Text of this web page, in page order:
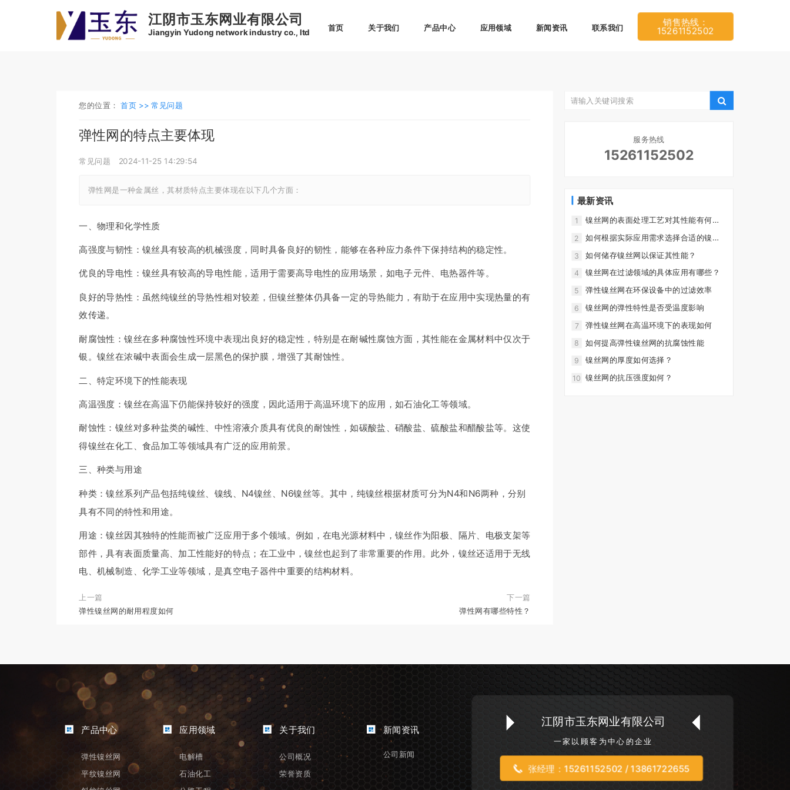
首页 关于我们 产品中心 应用领域 新闻资讯 联系我们
江阴市玉东网业有限公司
Jiangyin Yudong network industry co., ltd
销售热线：
15261152502
您的位置：首页 >>常见问题
弹性网的特点主要体现
常见问题 2024-11-25 14:29:54
弹性网是一种金属丝，其材质特点主要体现在以下几个方面：
一、物理和化学性质
高强度与韧性：镍丝具有较高的机械强度，同时具备良好的韧性，能够在各种应力条件下保持结构的稳定性。
优良的导电性：镍丝具有较高的导电性能，适用于需要高导电性的应用场景，如电子元件、电热器件等。
良好的导热性：虽然纯镍丝的导热性相对较差，但镍丝整体仍具备一定的导热能力，有助于在应用中实现热量的有
效传递。
耐腐蚀性：镍丝在多种腐蚀性环境中表现出良好的稳定性，特别是在耐碱性腐蚀方面，其性能在金属材料中仅次于
银。镍丝在浓碱中表面会生成一层黑色的保护膜，增强了其耐蚀性。
二、特定环境下的性能表现
高温强度：镍丝在高温下仍能保持较好的强度，因此适用于高温环境下的应用，如石油化工等领域。
耐蚀性：镍丝对多种盐类的碱性、中性溶液介质具有优良的耐蚀性，如碳酸盐、硝酸盐、硫酸盐和醋酸盐等。这使
得镍丝在化工、食品加工等领域具有广泛的应用前景。
三、种类与用途
种类：镍丝系列产品包括纯镍丝、镍线、N4镍丝、N6镍丝等。其中，纯镍丝根据材质可分为N4和N6两种，分别
具有不同的特性和用途。
用途：镍丝因其独特的性能而被广泛应用于多个领域。例如，在电光源材料中，镍丝作为阳极、隔片、电极支架等
部件，具有表面质量高、加工性能好的特点；在工业中，镍丝也起到了非常重要的作用。此外，镍丝还适用于无线
电、机械制造、化学工业等领域，是真空电子器件中重要的结构材料。
上一篇
弹性镍丝网的耐用程度如何
下一篇
弹性网有哪些特性？
服务热线
15261152502
最新资讯
1
镍丝网的表面处理工艺对其性能有何影
2
如何根据实际应用需求选择合适的镍丝
3 如何储存镍丝网以保证其性能？
4 镍丝网在过滤领域的具体应用有哪些？
5 弹性镍丝网在环保设备中的过滤效率
6 镍丝网的弹性特性是否受温度影响
7 弹性镍丝网在高温环境下的表现如何
8 如何提高弹性镍丝网的抗腐蚀性能
9 镍丝网的厚度如何选择？
10 镍丝网的抗压强度如何？
应用领域
电解槽
石油化工
关于我们
公司概况
荣誉资质
新闻资讯
公司新闻
产品中心
弹性镍丝网
平纹镍丝网
江阴市玉东网业有限公司
一家以顾客为中心的企业
张经理：15261152502 / 13861722655